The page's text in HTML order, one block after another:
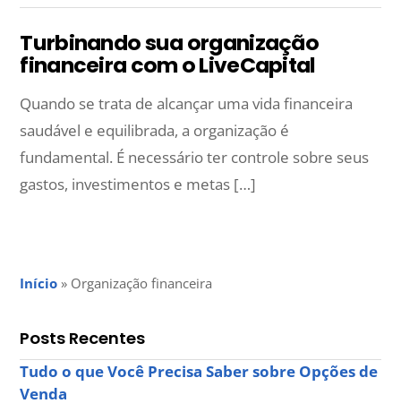
Turbinando sua organização
financeira com o LiveCapital
Quando se trata de alcançar uma vida financeira
saudável e equilibrada, a organização é
fundamental. É necessário ter controle sobre seus
gastos, investimentos e metas […]
Início » Organização financeira
Posts Recentes
Tudo o que Você Precisa Saber sobre Opções de
Venda